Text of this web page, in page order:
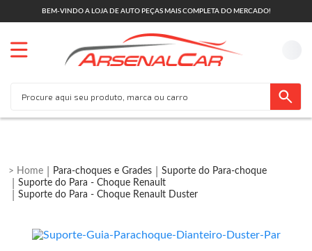
BEM-VINDO A LOJA DE AUTO PEÇAS MAIS COMPLETA DO MERCADO!
Para-choques e Grades
Suporte do Para-choque
Suporte do Para - Choque Renault
Suporte do Para - Choque Renault Duster